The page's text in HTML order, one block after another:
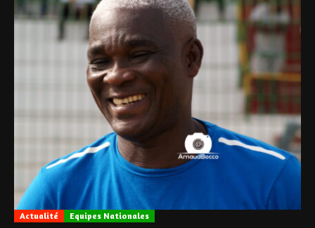
Actualité Equipes Nationales